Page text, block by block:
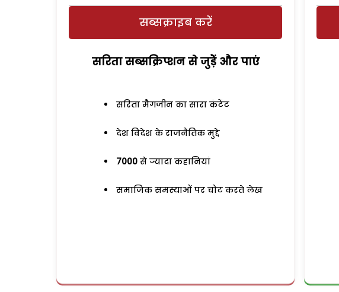
सब्सक्राइब करें
सरिता सब्सक्रिप्शन से जुड़ेें और पाएं
सरिता मैगजीन का सारा कंटेंट
देश विदेश के राजनैतिक मुद्दे
7000 से ज्यादा कहानियां
समाजिक समस्याओं पर चोट करते लेख